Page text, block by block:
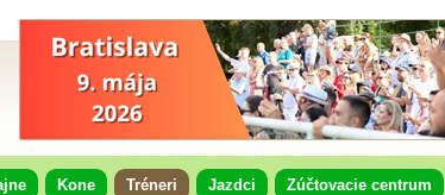
Kone Tréneri Jazdci Zúčtovacie centrum